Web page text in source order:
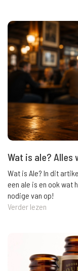
Wat is ale? Alles
Wat is Ale? In dit
een ale is en ook wat
nodige van op!
Verder lezen